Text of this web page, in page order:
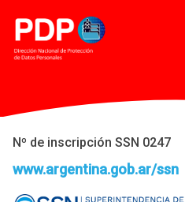
Nº de inscripción SSN 0247
www.argentina.gob.ar/ssn